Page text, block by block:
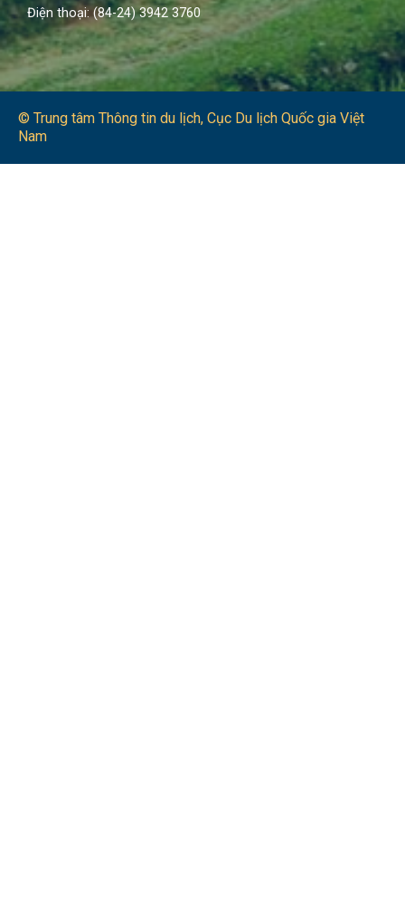
Điện thoại: (84-24) 3942 3760
© Trung tâm Thông tin du lịch​, Cục Du lịch Quốc gia Việt
Nam